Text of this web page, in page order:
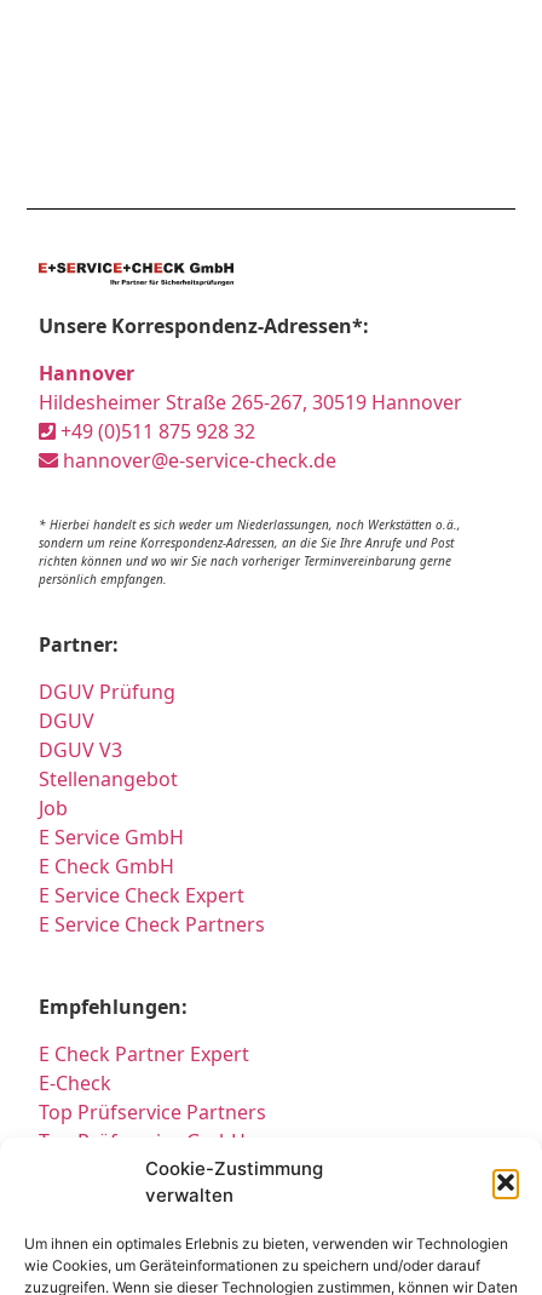
Cookie-Zustimmung
verwalten
Um ihnen ein optimales Erlebnis zu bieten, verwenden wir Technologien
wie Cookies, um Geräteinformationen zu speichern und/oder darauf
zuzugreifen. Wenn sie dieser Technologien zustimmen, können wir Daten
Unsere Korrespondenz-Adressen*:
Hannover
Hildesheimer Straße 265-267, 30519 Hannover
+49 (0)511 875 928 32
hannover@e-service-check.de
* Hierbei handelt es sich weder um Niederlassungen, noch Werkstätten o.ä.,
sondern um reine Korrespondenz-Adressen, an die Sie Ihre Anrufe und Post
richten können und wo wir Sie nach vorheriger Terminvereinbarung gerne
persönlich empfangen.
Partner:
DGUV Prüfung
DGUV
DGUV V3
Stellenangebot
Job
E Service GmbH
E Check GmbH
E Service Check Expert
E Service Check Partners
Empfehlungen:
E Check Partner Expert
E-Check
Top Prüfservice Partners
Top Prüfservice GmbH
Prüfung DGUV3 GmbH
Sicherheitsprüfungen Partners
Prüfung E-Check Expert
Prüfung elektrischer Anlagen